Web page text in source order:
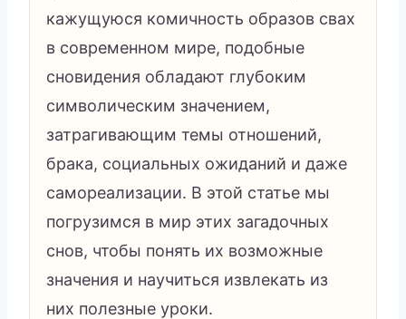
кажущуюся комичность образов свах
в современном мире, подобные
сновидения обладают глубоким
символическим значением,
затрагивающим темы отношений,
брака, социальных ожиданий и даже
самореализации. В этой статье мы
погрузимся в мир этих загадочных
снов, чтобы понять их возможные
значения и научиться извлекать из
них полезные уроки.